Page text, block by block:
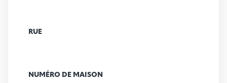
RUE
NUMÉRO DE MAISON